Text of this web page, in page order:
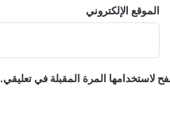
الموقع الإلكتروني
لاستخدامها المرة المقبلة في تعليقي.